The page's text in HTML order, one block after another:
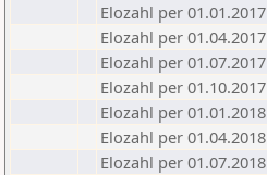
Elozahl per 01.01.2017
Elozahl per 01.04.2017
Elozahl per 01.07.2017
Elozahl per 01.10.2017
Elozahl per 01.01.2018
Elozahl per 01.04.2018
Elozahl per 01.07.2018